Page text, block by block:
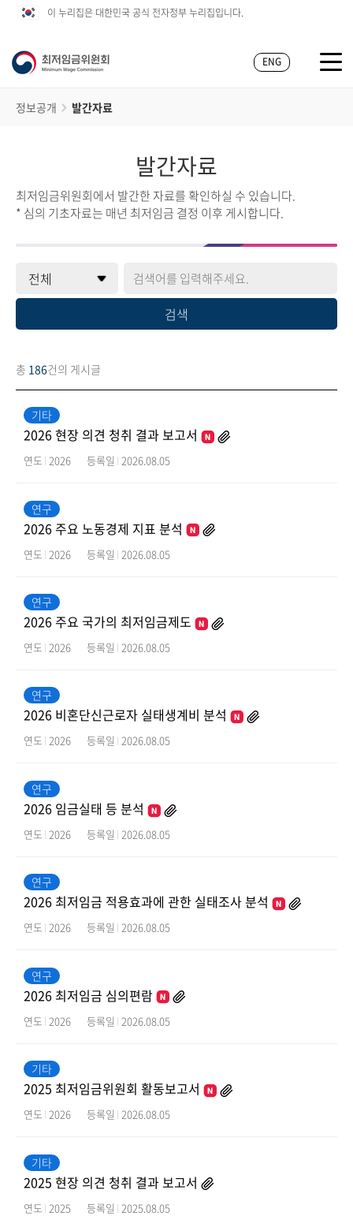
이 누리집은 대한민국 공식 전자정부 누리집입니다.
ENG
정보공개 발간자료
발간자료
최저임금위원회에서 발간한 자료를 확인하실 수 있습니다.
* 심의 기초자료는 매년 최저임금 결정 이후 게시합니다.
총 186건의 게시글
검색
기타
2026 현장 의견 청취 결과 보고서
연도 2026 등록일 2026.08.05
연구
2026 주요 노동경제 지표 분석
연도 2026 등록일 2026.08.05
연구
2026 주요 국가의 최저임금제도
연도 2026 등록일 2026.08.05
연구
2026 비혼단신근로자 실태생계비 분석
연도 2026 등록일 2026.08.05
연구
2026 임금실태 등 분석
연도 2026 등록일 2026.08.05
연구
2026 최저임금 적용효과에 관한 실태조사 분석
연도 2026 등록일 2026.08.05
연구
2026 최저임금 심의편람
연도 2026 등록일 2026.08.05
기타
2025 최저임금위원회 활동보고서
연도 2026 등록일 2026.08.05
기타
2025 현장 의견 청취 결과 보고서
연도 2025 등록일 2025.08.05